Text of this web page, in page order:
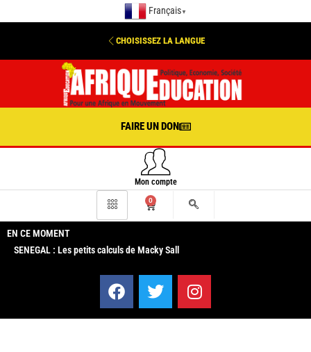
Français ▼
CHOISISSEZ LA LANGUE
FAIRE UN DON
Mon compte
0
EN CE MOMENT
SENEGAL : Les petits calculs de Macky Sall